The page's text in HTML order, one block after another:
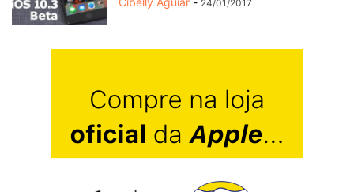
24/01/2017